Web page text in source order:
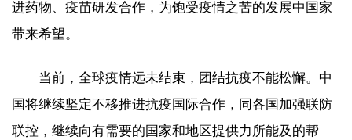
进药物、疫苗研发合作，为饱受疫情之苦的发展中国家
带来希望。
当前，全球疫情远未结束，团结抗疫不能松懈。中
国将继续坚定不移推进抗疫国际合作，同各国加强联防
联控，继续向有需要的国家和地区提供力所能及的帮